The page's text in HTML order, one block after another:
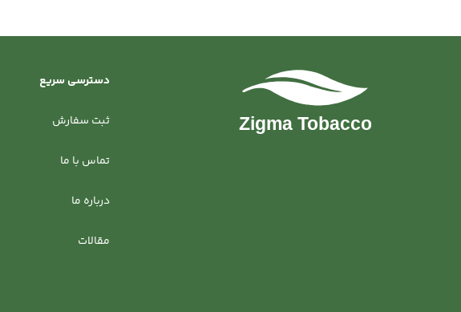
دسترسی سریع
ثبت سفارش
تماس با ما
درباره ما
مقالات